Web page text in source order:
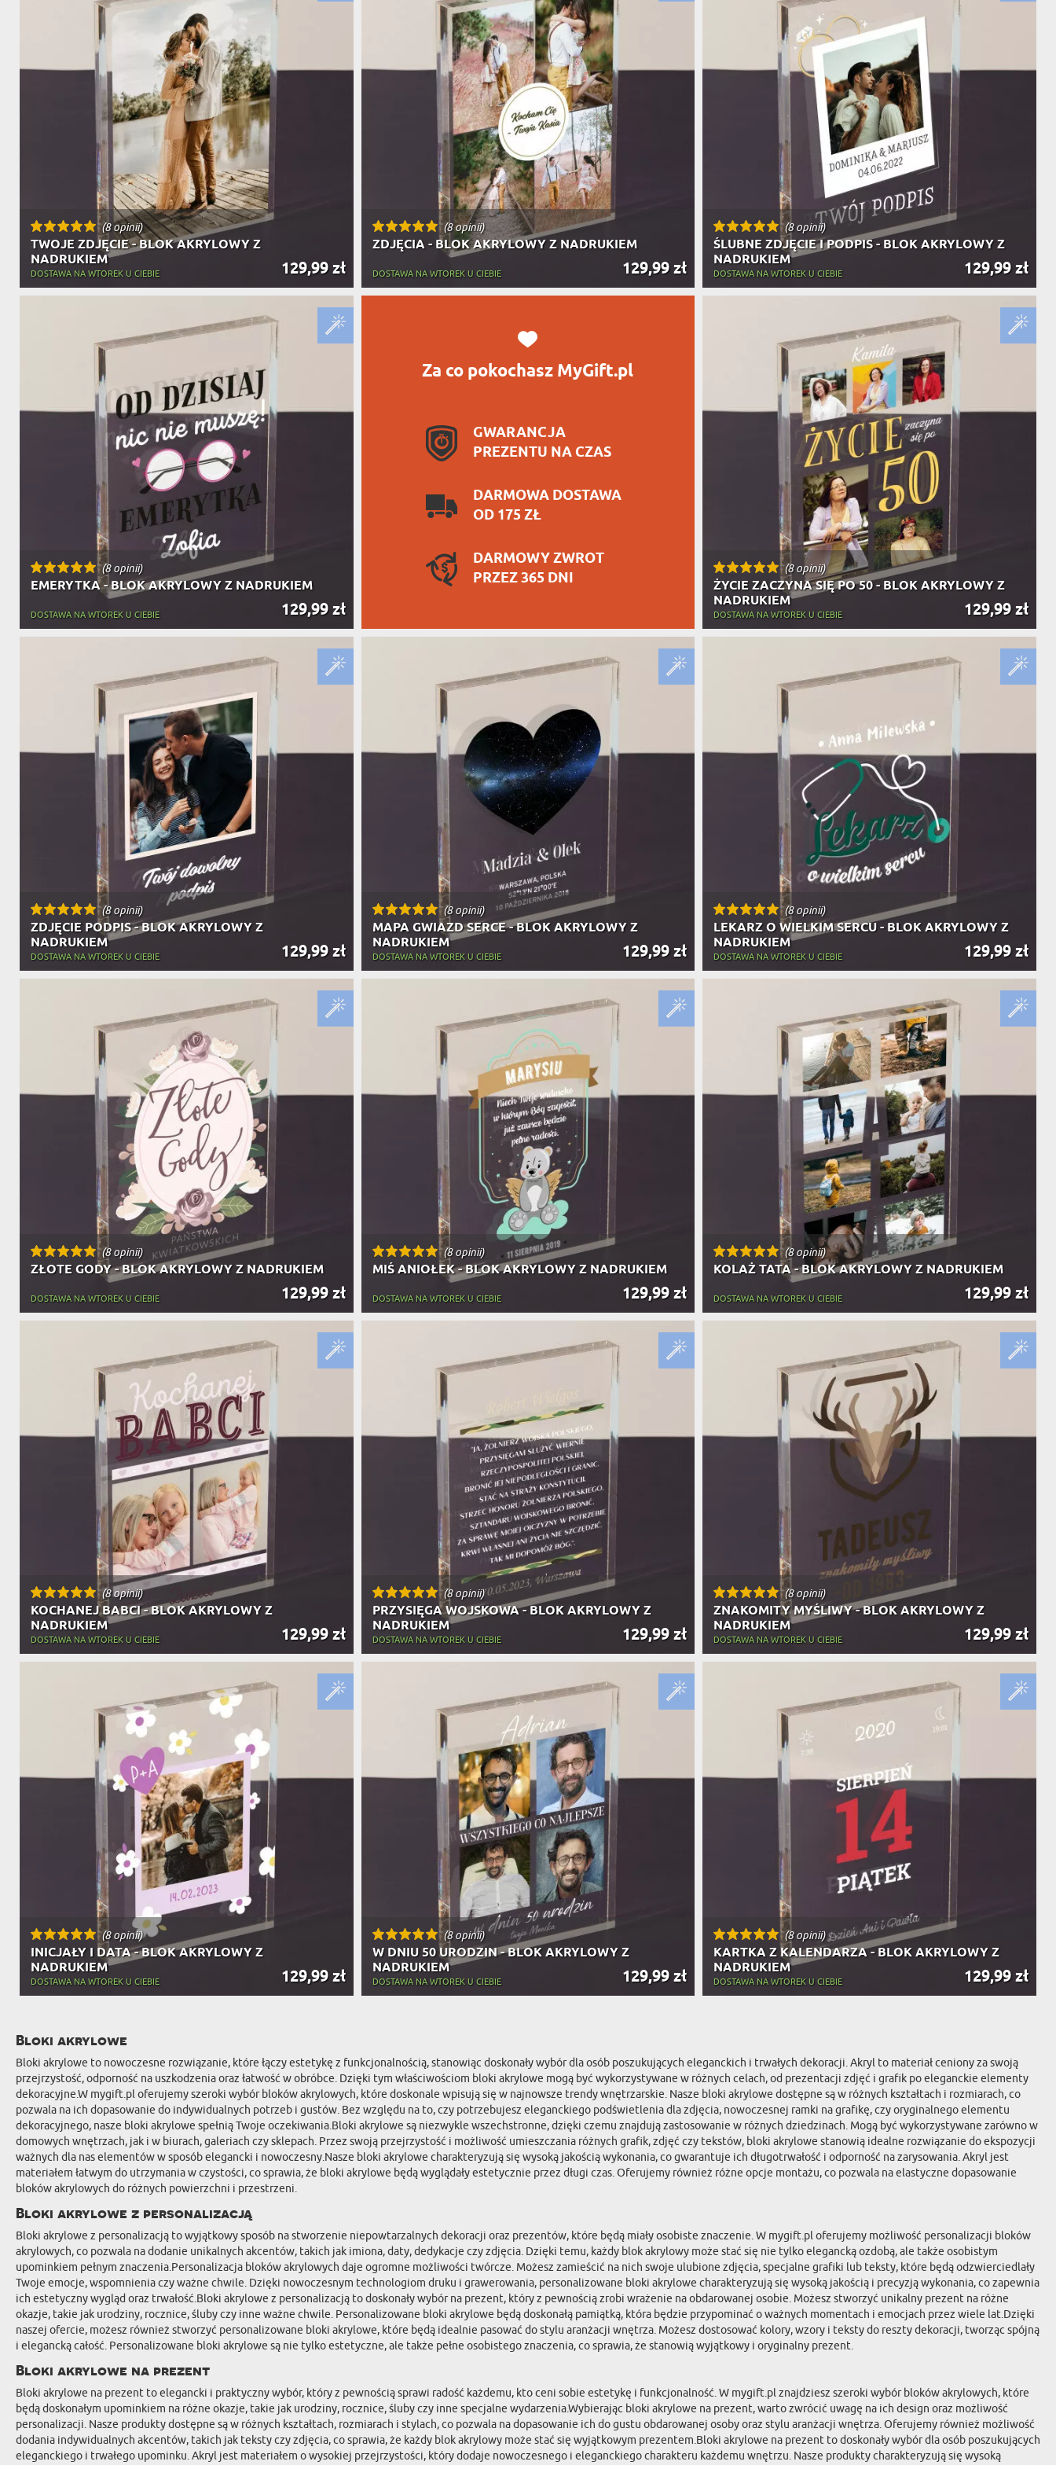
PREZENT DLA TEŚCIÓW PREZENT DLAFIRM
PODRÓŻNIKA
SZKLANKI DO PIWA
(8 opinii)
TWOJE ZDJĘCIE - BLOK AKRYLOWY Z
NADRUKIEM
129,99 zł
DOSTAWA NA WTOREK U CIEBIE
(8 opinii)
ZDJĘCIA - BLOK AKRYLOWY Z NADRUKIEM
129,99 zł
DOSTAWA NA WTOREK U CIEBIE
Za co pokochasz MyGift.pl
GWARANCJA
PREZENTU NA CZAS
DARMOWA DOSTAWA
OD 175 ZŁ
DARMOWY ZWROT
PRZEZ 365 DNI
(8 opinii)
ŚLUBNE ZDJĘCIE I PODPIS - BLOK AKRYLOWY Z
NADRUKIEM
129,99 zł
DOSTAWA NA WTOREK U CIEBIE
(8 opinii)
EMERYTKA - BLOK AKRYLOWY Z NADRUKIEM
129,99 zł
DOSTAWA NA WTOREK U CIEBIE
(8 opinii)
ŻYCIE ZACZYNA SIĘ PO 50 - BLOK AKRYLOWY Z
NADRUKIEM
129,99 zł
DOSTAWA NA WTOREK U CIEBIE
(8 opinii)
ZDJĘCIE PODPIS - BLOK AKRYLOWY Z
NADRUKIEM
129,99 zł
DOSTAWA NA WTOREK U CIEBIE
(8 opinii)
MAPA GWIAZD SERCE - BLOK AKRYLOWY Z
NADRUKIEM
129,99 zł
DOSTAWA NA WTOREK U CIEBIE
(8 opinii)
MIŚ ANIOŁEK - BLOK AKRYLOWY Z NADRUKIEM
129,99 zł
DOSTAWA NA WTOREK U CIEBIE
(8 opinii)
LEKARZ O WIELKIM SERCU - BLOK AKRYLOWY Z
NADRUKIEM
129,99 zł
DOSTAWA NA WTOREK U CIEBIE
(8 opinii)
ZŁOTE GODY - BLOK AKRYLOWY Z NADRUKIEM
129,99 zł
DOSTAWA NA WTOREK U CIEBIE
(8 opinii)
KOLAŻ TATA - BLOK AKRYLOWY Z NADRUKIEM
129,99 zł
DOSTAWA NA WTOREK U CIEBIE
(8 opinii)
KOCHANEJ BABCI - BLOK AKRYLOWY Z
NADRUKIEM
129,99 zł
DOSTAWA NA WTOREK U CIEBIE
(8 opinii)
PRZYSIĘGA WOJSKOWA - BLOK AKRYLOWY Z
NADRUKIEM
129,99 zł
DOSTAWA NA WTOREK U CIEBIE
(8 opinii)
W DNIU 50 URODZIN - BLOK AKRYLOWY Z
NADRUKIEM
129,99 zł
DOSTAWA NA WTOREK U CIEBIE
(8 opinii)
ZNAKOMITY MYŚLIWY - BLOK AKRYLOWY Z
NADRUKIEM
129,99 zł
DOSTAWA NA WTOREK U CIEBIE
(8 opinii)
INICJAŁY I DATA - BLOK AKRYLOWY Z
NADRUKIEM
129,99 zł
DOSTAWA NA WTOREK U CIEBIE
(8 opinii)
KARTKA Z KALENDARZA - BLOK AKRYLOWY Z
NADRUKIEM
129,99 zł
DOSTAWA NA WTOREK U CIEBIE
Bloki akrylowe
Bloki akrylowe to nowoczesne rozwiązanie, które łączy estetykę z funkcjonalnością, stanowiąc doskonały wybór dla osób poszukujących eleganckich i trwałych dekoracji. Akryl to materiał ceniony za swoją
przejrzystość, odporność na uszkodzenia oraz łatwość w obróbce. Dzięki tym właściwościom bloki akrylowe mogą być wykorzystywane w różnych celach, od prezentacji zdjęć i grafik po eleganckie elementy
dekoracyjne.W mygift.pl oferujemy szeroki wybór bloków akrylowych, które doskonale wpisują się w najnowsze trendy wnętrzarskie. Nasze bloki akrylowe dostępne są w różnych kształtach i rozmiarach, co
pozwala na ich dopasowanie do indywidualnych potrzeb i gustów. Bez względu na to, czy potrzebujesz eleganckiego podświetlenia dla zdjęcia, nowoczesnej ramki na grafikę, czy oryginalnego elementu
dekoracyjnego, nasze bloki akrylowe spełnią Twoje oczekiwania.Bloki akrylowe są niezwykle wszechstronne, dzięki czemu znajdują zastosowanie w różnych dziedzinach. Mogą być wykorzystywane zarówno w
domowych wnętrzach, jak i w biurach, galeriach czy sklepach. Przez swoją przejrzystość i możliwość umieszczania różnych grafik, zdjęć czy tekstów, bloki akrylowe stanowią idealne rozwiązanie do ekspozycji
ważnych dla nas elementów w sposób elegancki i nowoczesny.Nasze bloki akrylowe charakteryzują się wysoką jakością wykonania, co gwarantuje ich długotrwałość i odporność na zarysowania. Akryl jest
materiałem łatwym do utrzymania w czystości, co sprawia, że bloki akrylowe będą wyglądały estetycznie przez długi czas. Oferujemy również różne opcje montażu, co pozwala na elastyczne dopasowanie
bloków akrylowych do różnych powierzchni i przestrzeni.
Bloki akrylowe z personalizacją
Bloki akrylowe z personalizacją to wyjątkowy sposób na stworzenie niepowtarzalnych dekoracji oraz prezentów, które będą miały osobiste znaczenie. W mygift.pl oferujemy możliwość personalizacji bloków
akrylowych, co pozwala na dodanie unikalnych akcentów, takich jak imiona, daty, dedykacje czy zdjęcia. Dzięki temu, każdy blok akrylowy może stać się nie tylko elegancką ozdobą, ale także osobistym
upominkiem pełnym znaczenia.Personalizacja bloków akrylowych daje ogromne możliwości twórcze. Możesz zamieścić na nich swoje ulubione zdjęcia, specjalne grafiki lub teksty, które będą odzwierciedlały
Twoje emocje, wspomnienia czy ważne chwile. Dzięki nowoczesnym technologiom druku i grawerowania, personalizowane bloki akrylowe charakteryzują się wysoką jakością i precyzją wykonania, co zapewnia
ich estetyczny wygląd oraz trwałość.Bloki akrylowe z personalizacją to doskonały wybór na prezent, który z pewnością zrobi wrażenie na obdarowanej osobie. Możesz stworzyć unikalny prezent na różne
okazje, takie jak urodziny, rocznice, śluby czy inne ważne chwile. Personalizowane bloki akrylowe będą doskonałą pamiątką, która będzie przypominać o ważnych momentach i emocjach przez wiele lat.Dzięki
naszej ofercie, możesz również stworzyć personalizowane bloki akrylowe, które będą idealnie pasować do stylu aranżacji wnętrza. Możesz dostosować kolory, wzory i teksty do reszty dekoracji, tworząc spójną
i elegancką całość. Personalizowane bloki akrylowe są nie tylko estetyczne, ale także pełne osobistego znaczenia, co sprawia, że stanowią wyjątkowy i oryginalny prezent.
Bloki akrylowe na prezent
Bloki akrylowe na prezent to elegancki i praktyczny wybór, który z pewnością sprawi radość każdemu, kto ceni sobie estetykę i funkcjonalność. W mygift.pl znajdziesz szeroki wybór bloków akrylowych, które
będą doskonałym upominkiem na różne okazje, takie jak urodziny, rocznice, śluby czy inne specjalne wydarzenia.Wybierając bloki akrylowe na prezent, warto zwrócić uwagę na ich design oraz możliwość
personalizacji. Nasze produkty dostępne są w różnych kształtach, rozmiarach i stylach, co pozwala na dopasowanie ich do gustu obdarowanej osoby oraz stylu aranżacji wnętrza. Oferujemy również możliwość
dodania indywidualnych akcentów, takich jak teksty czy zdjęcia, co sprawia, że każdy blok akrylowy może stać się wyjątkowym prezentem.Bloki akrylowe na prezent to doskonały wybór dla osób poszukujących
eleganckiego i trwałego upominku. Akryl jest materiałem o wysokiej przejrzystości, który dodaje nowoczesnego i eleganckiego charakteru każdemu wnętrzu. Nasze produkty charakteryzują się wysoką